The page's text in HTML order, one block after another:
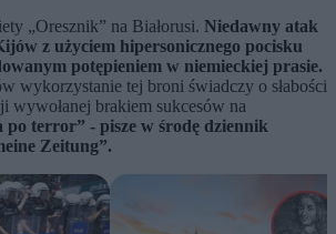
„Oresznik” na Białorusi. Niedawny atak
z użyciem hipersonicznego pocisku
potępieniem w niemieckiej prasie.
wykorzystanie tej broni świadczy o słabości
wywołanej brakiem sukcesów na
po terror” - pisze w środę dziennik
Zeitung”.